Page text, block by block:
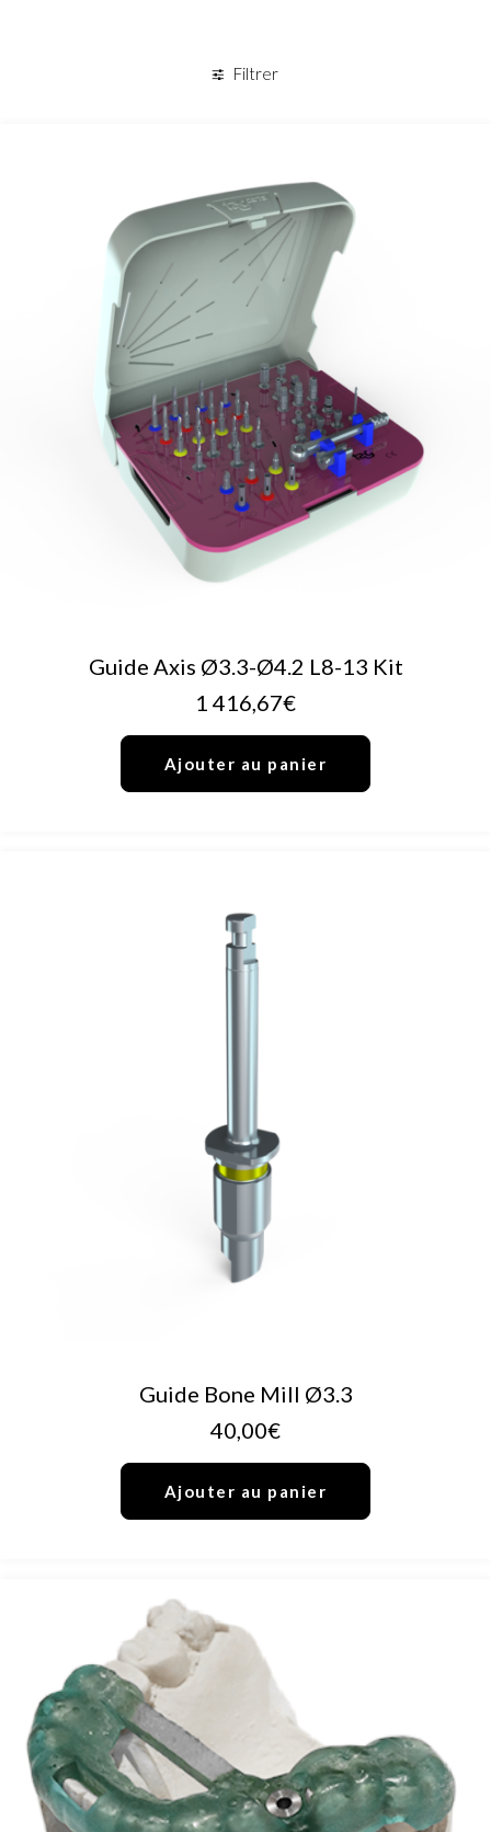
Filtrer
AJOUTER AU PANIER
Guide Axis Ø3.3-Ø4.2 L8-13 Kit
1 416,67€
Ajouter au panier
AJOUTER AU PANIER
Guide Bone Mill Ø3.3
40,00€
Ajouter au panier